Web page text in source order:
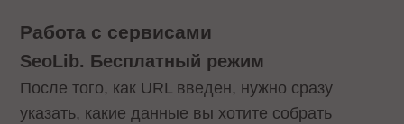
Работа с сервисами
SeoLib. Бесплатный режим
После того, как URL введен, нужно сразу
указать, какие данные вы хотите собрать